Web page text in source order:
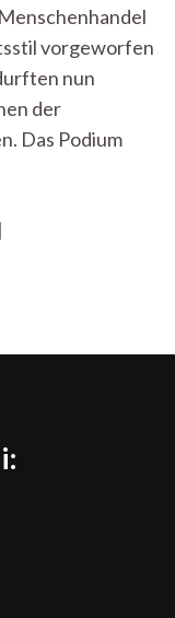
vorgeworfen
nun
der
Das Podium